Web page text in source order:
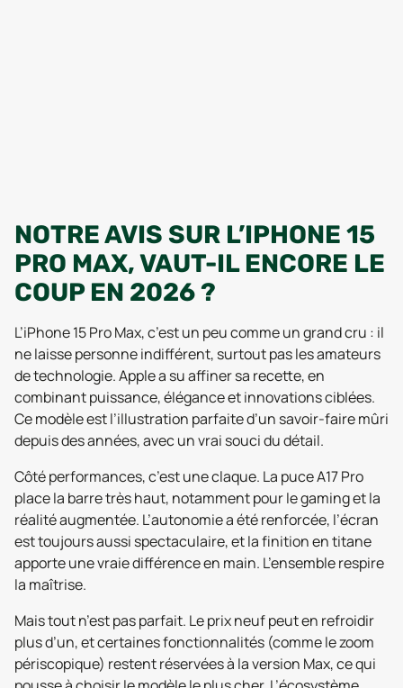
NOTRE AVIS SUR L’IPHONE 15
PRO MAX, VAUT-IL ENCORE LE
COUP EN 2026 ?
L’iPhone 15 Pro Max, c’est un peu comme un grand cru : il
ne laisse personne indifférent, surtout pas les amateurs
de technologie. Apple a su affiner sa recette, en
combinant puissance, élégance et innovations ciblées.
Ce modèle est l’illustration parfaite d’un savoir-faire mûri
depuis des années, avec un vrai souci du détail.
Côté performances, c’est une claque. La puce A17 Pro
place la barre très haut, notamment pour le gaming et la
réalité augmentée. L’autonomie a été renforcée, l’écran
est toujours aussi spectaculaire, et la finition en titane
apporte une vraie différence en main. L’ensemble respire
la maîtrise.
Mais tout n’est pas parfait. Le prix neuf peut en refroidir
plus d’un, et certaines fonctionnalités (comme le zoom
périscopique) restent réservées à la version Max, ce qui